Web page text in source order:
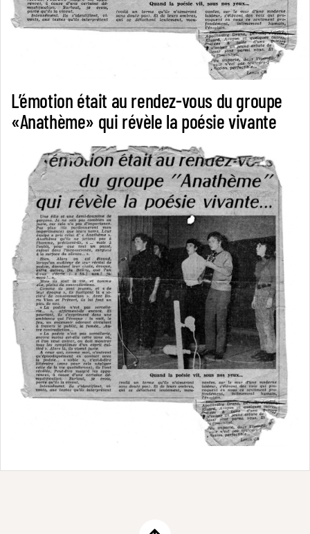
L’émotion était au rendez-vous du groupe
«Anathème» qui révèle la poésie vivante